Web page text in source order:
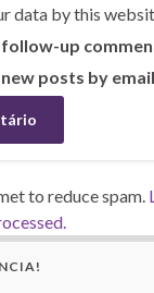
data by this
up
posts by
to reduce spam.